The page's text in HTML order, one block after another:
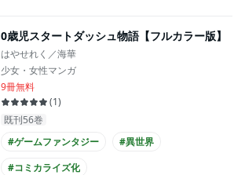
0歳児スタートダッシュ物語【フルカラー版】
はやせれく／海華
少女・女性マンガ
9冊無料
(1)
既刊56巻
#ゲームファンタジー
#異世界
#コミカライズ化